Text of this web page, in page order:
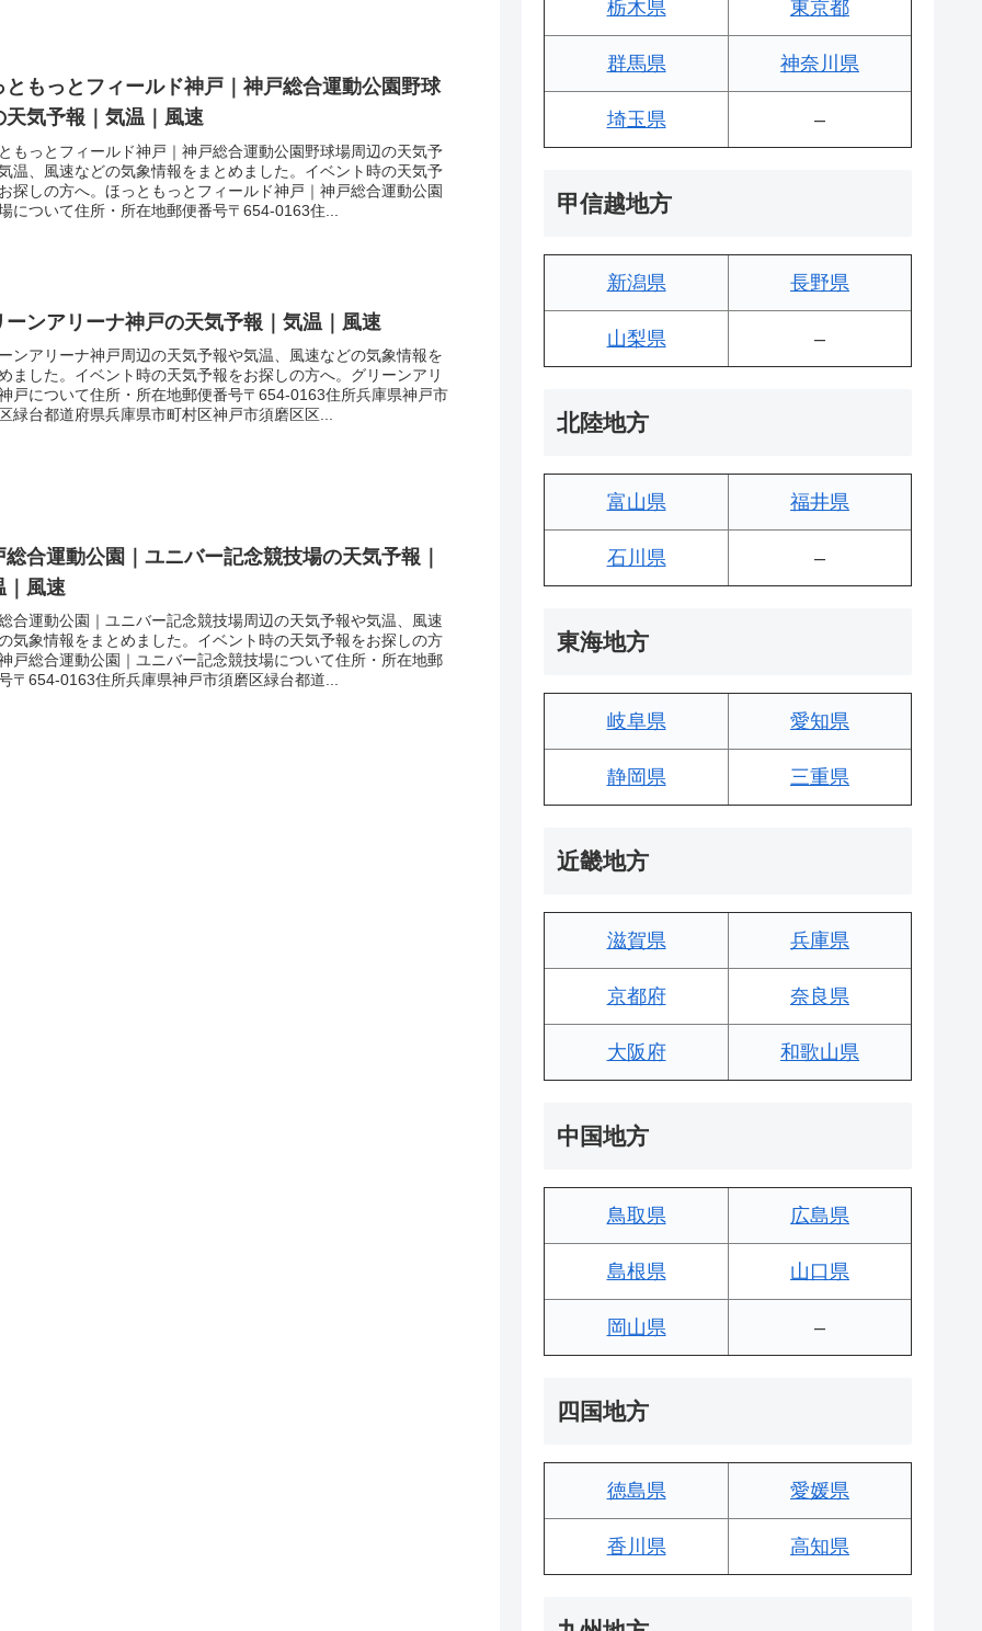
ともっとフィールド神戸｜神戸総合運動公園野球
天気予報｜気温｜風速
もっとフィールド神戸｜神戸総合運動公園野球場周辺の天気予
温、風速などの気象情報をまとめました。イベント時の天気予
探しの方へ。ほっともっとフィールド神戸｜神戸総合運動公園
について住所・所在地郵便番号〒654-0163住...
ーンアリーナ神戸の天気予報｜気温｜風速
ンアリーナ神戸周辺の天気予報や気温、風速などの気象情報を
ました。イベント時の天気予報をお探しの方へ。グリーンアリ
戸について住所・所在地郵便番号〒654-0163住所兵庫県神戸市
緑台都道府県兵庫県市町村区神戸市須磨区区...
総合運動公園｜ユニバー記念競技場の天気予報｜
｜風速
合運動公園｜ユニバー記念競技場周辺の天気予報や気温、風速
気象情報をまとめました。イベント時の天気予報をお探しの方
戸総合運動公園｜ユニバー記念競技場について住所・所在地郵
〒654-0163住所兵庫県神戸市須磨区緑台都道...
栃木県 東京都
群馬県 神奈川県
埼玉県 –
甲信越地方
新潟県 長野県
山梨県 –
北陸地方
富山県 福井県
石川県 –
東海地方
岐阜県 愛知県
静岡県 三重県
近畿地方
滋賀県 兵庫県
京都府 奈良県
大阪府 和歌山県
中国地方
鳥取県 広島県
島根県 山口県
岡山県 –
四国地方
徳島県 愛媛県
香川県 高知県